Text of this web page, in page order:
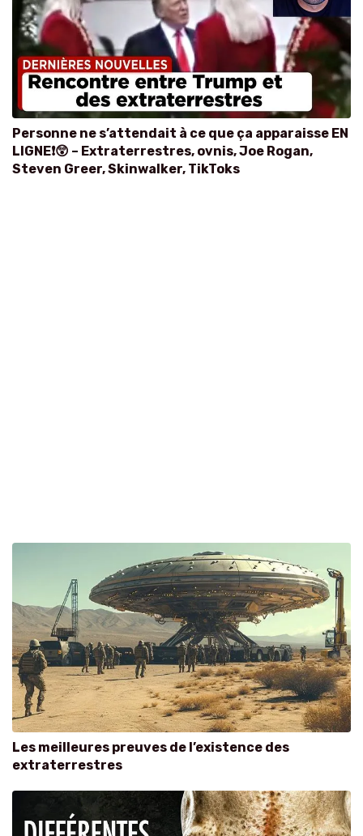
Personne ne s’attendait à ce que ça apparaisse EN
LIGNE❗😲 – Extraterrestres, ovnis, Joe Rogan,
Steven Greer, Skinwalker, TikToks
Les meilleures preuves de l’existence des
extraterrestres